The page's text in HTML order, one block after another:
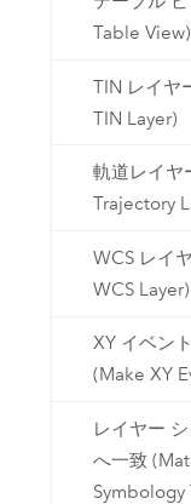
Table View)
TIN レイヤ
TIN Layer)
軌道レイヤ
Trajectory
WCS レイ
WCS Layer)
XY イベン
(Make XY
レイヤー
へ一致
Symbology